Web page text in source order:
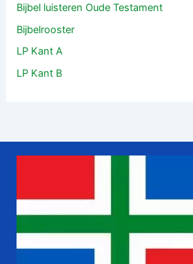
Bijbel luisteren Oude Testament
Bijbelrooster
LP Kant A
LP Kant B